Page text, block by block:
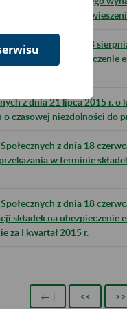
stosowanej przy
z dnia 18
składek na ubezpieczenie
z dnia 21 lipca 2015 r. o
czasowej niezdolności do
z dnia 18
w terminie
z dnia 18
składek na ubezpieczenie
za I kwartał 2015 r.
← | << >>